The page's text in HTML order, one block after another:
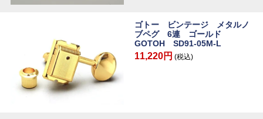
ゴトー ビンテージ メタルノ
ブペグ 6連 ゴールド
GOTOH SD91-05M-L
11,220円 (税込)